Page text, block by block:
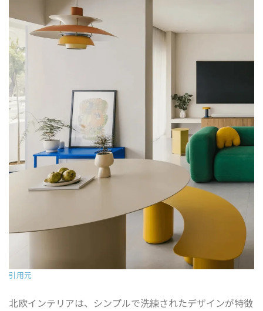
引用元
北欧インテリアは、シンプルで洗練されたデザインが特徴